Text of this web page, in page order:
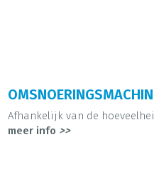
Afhankelijk van de
meer info >>